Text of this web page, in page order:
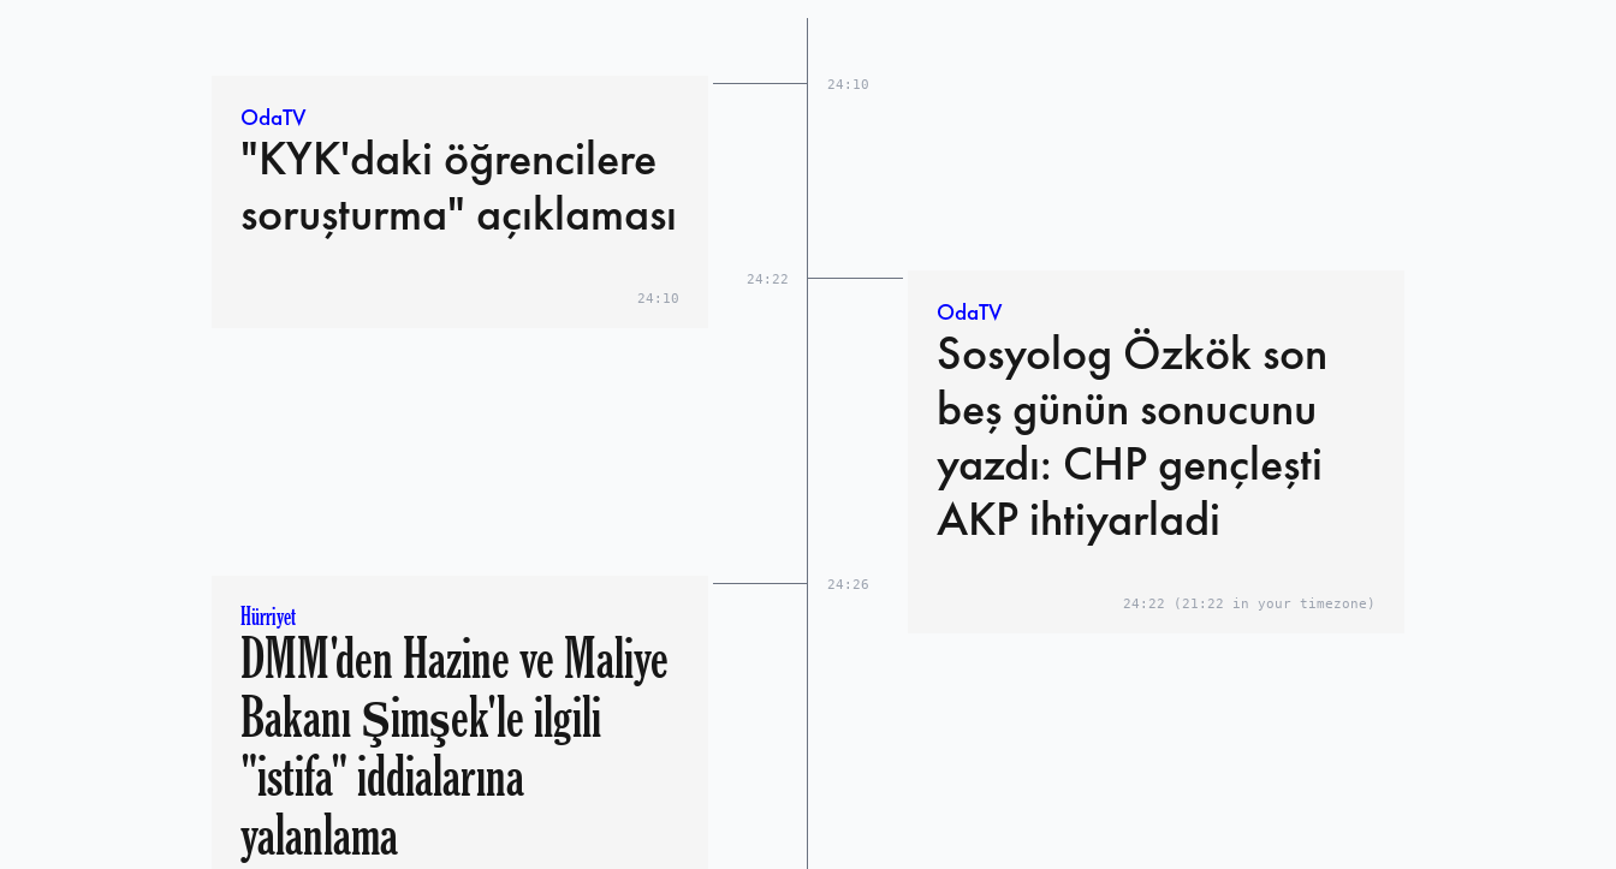
24:10
OdaTV
"KYK'daki öğrencilere
soruşturma" açıklaması
24:10
24:22
OdaTV
Sosyolog Özkök son
beş günün sonucunu
yazdı: CHP gençleşti
AKP ihtiyarladi
24:22 (21:22 in your timezone)
24:26
Hürriyet
DMM'den Hazine ve Maliye
Bakanı Şimşek'le ilgili
"istifa" iddialarına
yalanlama